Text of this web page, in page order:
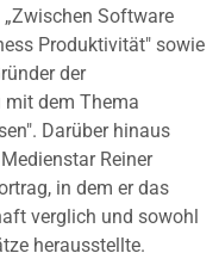
Software
Produktivität" sowie
der
mit dem Thema
Darüber hinaus
Reiner
in dem er das
verglich und sowohl
herausstellte.